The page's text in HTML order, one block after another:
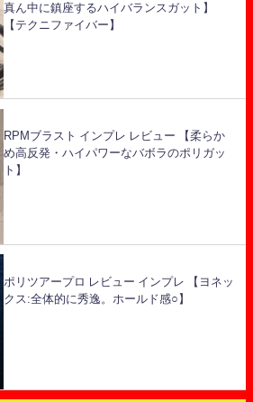
真ん中に鎮座するハイバランスガット】
【テクニファイバー】
RPMブラスト インプレ レビュー 【柔らか
め高反発・ハイパワーなバボラのポリガッ
ト】
ポリツアープロ レビュー インプレ 【ヨネッ
クス:全体的に秀逸。ホールド感○】